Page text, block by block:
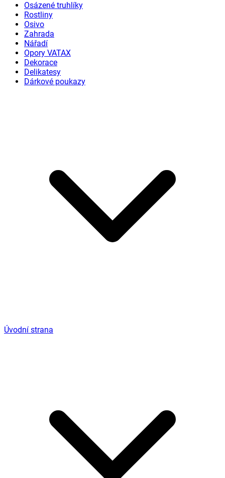
Osázené truhlíky
Rostliny
Osivo
Zahrada
Nářadí
Opory VATAX
Dekorace
Delikatesy
Dárkové poukazy
Úvodní strana